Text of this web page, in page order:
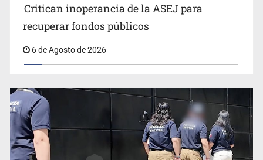
Que el IPEJAL encabece la lista de deudores en Jalisco
es un “foco rojo” de gran magnitud: Economista
Critican inoperancia de la ASEJ para
recuperar fondos públicos
6 de Agosto de 2026